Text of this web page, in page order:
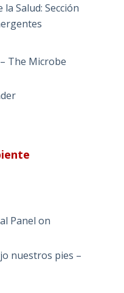
Salud: Sección
The Microbe
Panel on
nuestros pies –